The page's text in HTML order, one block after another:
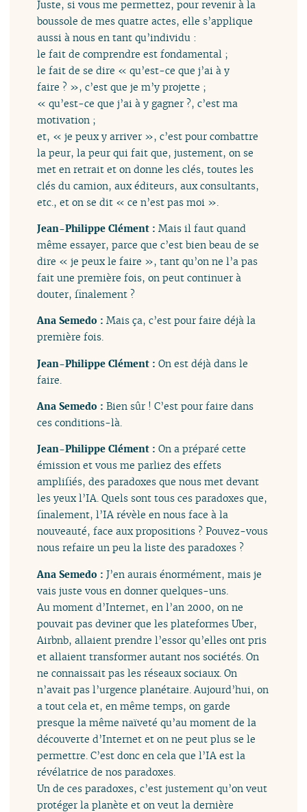
Juste, si vous me permettez, pour revenir à la
boussole de mes quatre actes, elle s’applique
aussi à nous en tant qu’individu :
le fait de comprendre est fondamental ;
le fait de se dire « qu’est-ce que j’ai à y
faire ? », c’est que je m’y projette ;
« qu’est-ce que j’ai à y gagner ?, c’est ma
motivation ;
et, « je peux y arriver », c’est pour combattre
la peur, la peur qui fait que, justement, on se
met en retrait et on donne les clés, toutes les
clés du camion, aux éditeurs, aux consultants,
etc., et on se dit « ce n’est pas moi ».
Jean-Philippe Clément :Mais il faut quand
même essayer, parce que c’est bien beau de se
dire « je peux le faire », tant qu’on ne l’a pas
fait une première fois, on peut continuer à
douter, finalement ?
Ana Semedo :Mais ça, c’est pour faire déjà la
première fois.
Jean-Philippe Clément :On est déjà dans le
faire.
Ana Semedo :Bien sûr ! C’est pour faire dans
ces conditions-là.
Jean-Philippe Clément :On a préparé cette
émission et vous me parliez des effets
amplifiés, des paradoxes que nous met devant
les yeux l’IA. Quels sont tous ces paradoxes que,
finalement, l’IA révèle en nous face à la
nouveauté, face aux propositions ? Pouvez-vous
nous refaire un peu la liste des paradoxes ?
Ana Semedo :J’en aurais énormément, mais je
vais juste vous en donner quelques-uns.
Au moment d’Internet, en l’an 2000, on ne
pouvait pas deviner que les plateformes Uber,
Airbnb, allaient prendre l’essor qu’elles ont pris
et allaient transformer autant nos sociétés. On
ne connaissait pas les réseaux sociaux. On
n’avait pas l’urgence planétaire. Aujourd’hui, on
a tout cela et, en même temps, on garde
presque la même naïveté qu’au moment de la
découverte d’Internet et on ne peut plus se le
permettre. C’est donc en cela que l’IA est la
révélatrice de nos paradoxes.
Un de ces paradoxes, c’est justement qu’on veut
protéger la planète et on veut la dernière